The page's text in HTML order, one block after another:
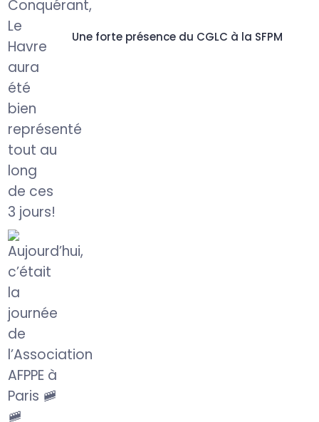
Une forte présence du CGLC à la SFPM